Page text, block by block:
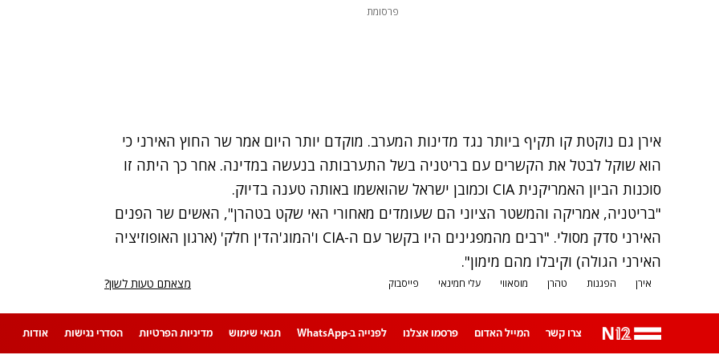
פרסומת
אירן גם נוקטת קו תקיף ביותר נגד מדינות המערב. מוקדם יותר היום אמר שר החוץ האירני כי
הוא שוקל לבטל את הקשרים עם בריטניה בשל התערבותה בנעשה במדינה. אחר כך היתה זו
סוכנות הביון האמריקנית CIA וכמובן ישראל שהואשמו באותה טענה בדיוק.
"בריטניה, אמריקה והמשטר הציוני הם שעומדים מאחורי האי שקט בטהרן", האשים שר הפנים
האירני סדק מסולי. "רבים מהמפגינים היו בקשר עם ה-CIA ו'המוג'הדין חלק' (ארגון האופוזיציה
האירני הגולה) וקיבלו מהם מימון".
אירן הפגנות טהרן מוסאווי עלי חמינאי פייסבוק מצאתם טעות לשון?
צרו קשר המייל האדום פרסמו אצלנו לפנייה ב-WhatsApp תנאי שימוש מדיניות הפרטיות הסדרי נגישות אודות